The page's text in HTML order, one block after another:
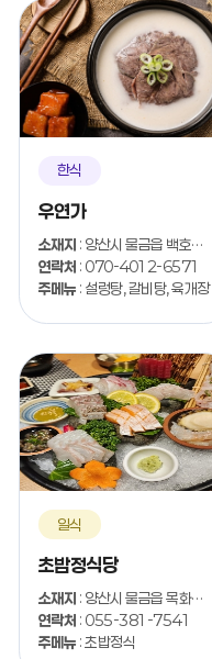
한식
우연가
소재지 : 양산시 물금읍 백호2길 23-11
연락처 : 070-4012-6571
주메뉴 : 설렁탕, 갈비탕, 육개장
일식
초밥정식당
소재지 : 양산시 물금읍 목화로 40
연락처 : 055-381-7541
주메뉴 : 초밥정식